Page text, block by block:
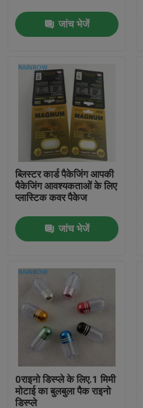
घर
उत्पाद
हमारे बारे में
हमसे संपर्क करें
समाचार
उद्धरण मांगें
प्लास्टिक पाउच पैकेजिंग
स्नैक बैग पैकेजिंग
टोंटी थैली पैकेजिंग
जांच भेजें
ब्लिस्टर कार्ड पैकेजिंग आपकी
पैकेजिंग आवश्यकताओं के लिए
प्लास्टिक कवर पैकेज
जांच भेजें
0राइनो डिस्प्ले के लिए.1 मिमी
मोटाई का बुलबुला पैक राइनो
डिस्प्ले